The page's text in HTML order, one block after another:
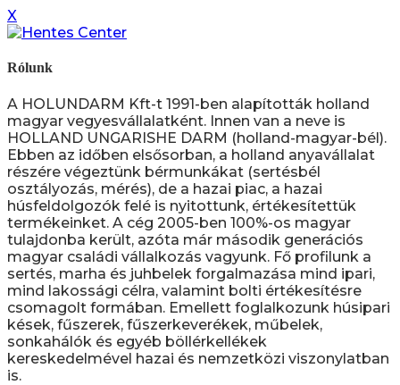
X
Rólunk
A HOLUNDARM Kft-t 1991-ben alapították holland
magyar vegyesvállalatként. Innen van a neve is
HOLLAND UNGARISHE DARM (holland-magyar-bél).
Ebben az időben elsősorban, a holland anyavállalat
részére végeztünk bérmunkákat (sertésbél
osztályozás, mérés), de a hazai piac, a hazai
húsfeldolgozók felé is nyitottunk, értékesítettük
termékeinket. A cég 2005-ben 100%-os magyar
tulajdonba került, azóta már második generációs
magyar családi vállalkozás vagyunk. Fő profilunk a
sertés, marha és juhbelek forgalmazása mind ipari,
mind lakossági célra, valamint bolti értékesítésre
csomagolt formában. Emellett foglalkozunk húsipari
kések, fűszerek, fűszerkeverékek, műbelek,
sonkahálók és egyéb böllérkellékek
kereskedelmével hazai és nemzetközi viszonylatban
is.